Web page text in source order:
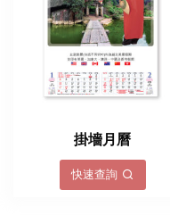
掛墻月曆
快速查詢